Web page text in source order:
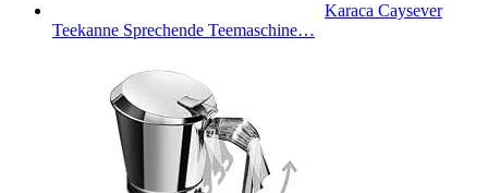
Karaca Caysever
Teekanne Sprechende Teemaschine…